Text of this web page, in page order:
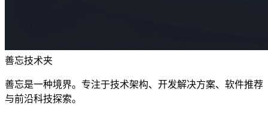
善忘技术夹
善忘是一种境界。专注于技术架构、开发解决方案、软件推荐
与前沿科技探索。